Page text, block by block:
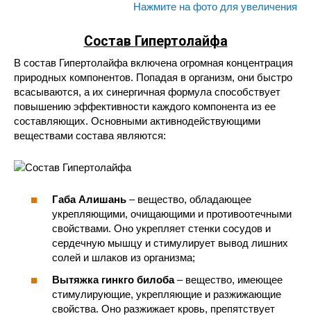
Нажмите на фото для увеличения
Состав Гипертолайфа
В состав Гипертолайфа включена огромная концентрация
природных компонентов. Попадая в организм, они быстро
всасываются, а их синергичная формула способствует
повышению эффективности каждого компонента из ее
составляющих. Основными активнодействующими
веществами состава являются:
Габа Алишань – вещество, обладающее
укрепляющими, очищающими и противоотечными
свойствами. Оно укрепляет стенки сосудов и
сердечную мышцу и стимулирует вывод лишних
солей и шлаков из организма;
Вытяжка гинкго билоба– вещество, имеющее
стимулирующие, укрепляющие и разжижающие
свойства. Оно разжижает кровь, препятствует